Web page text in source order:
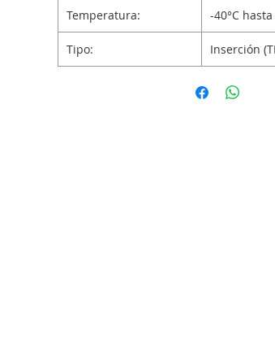
Temperatura: -40°C hasta
Tipo: Inserción